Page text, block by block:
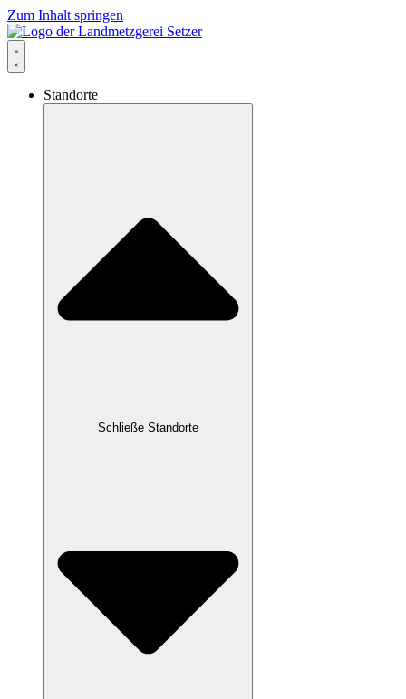
Zum Inhalt springen
Standorte
Schließe Standorte